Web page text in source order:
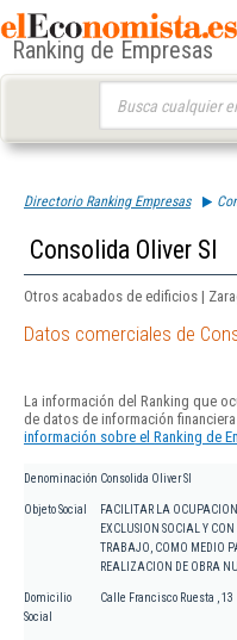
Ranking de Empresas
Directorio Ranking Empresas
Consolida Oliver Sl
Otros acabados de edificios |
Datos comerciales de
La información del Ranking que
de datos de información financiera
información sobre el Ranking de
Denominación Consolida Oliver Sl
Objeto Social
FACILITAR LA OCUPACION
EXCLUSION SOCIAL Y
TRABAJO, COMO MEDIO
REALIZACION DE OBRA
Domicilio
Social
Calle Francisco Ruesta , 13